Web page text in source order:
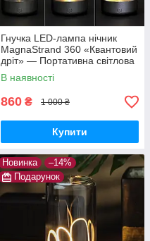
Гнучка LED-лампа нічник
MagnaStrand 360 «Квантовий
дріт» — Портативна світлова
нитка Lumia Flex з магнітом
(Тепле світло)
В наявності
860 ₴ 1 000 ₴
Купити
Новинка
–14%
Подарунок